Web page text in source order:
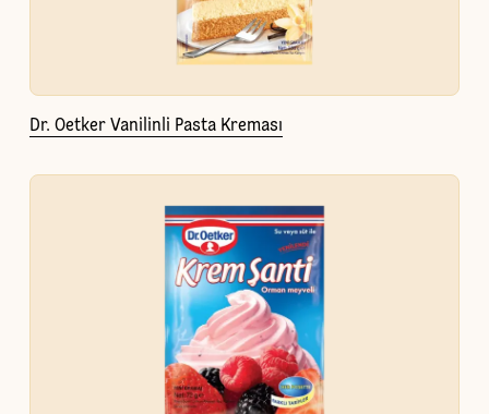
Dr. Oetker Vanilinli Pasta Kreması